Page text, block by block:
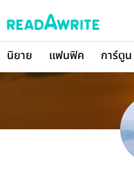
นิยาย แฟนฟิค การ์ตูน